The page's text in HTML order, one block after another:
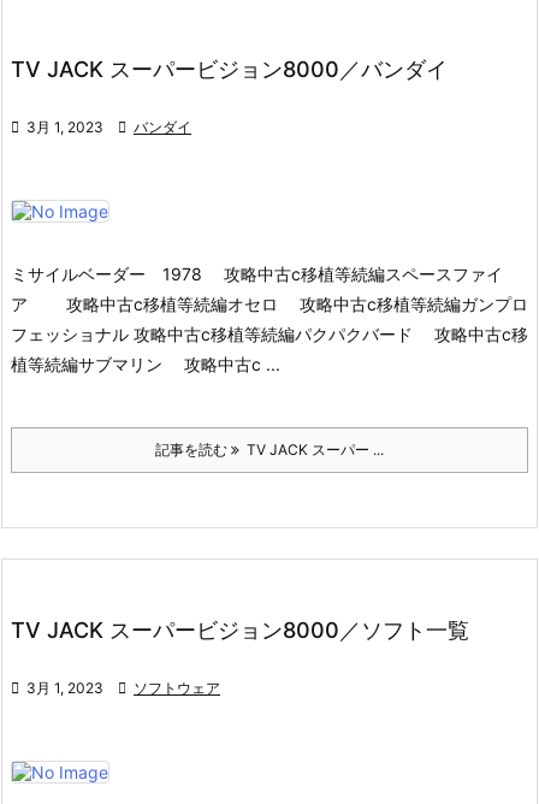
TV JACK スーパービジョン8000／バンダイ
 3月 1, 2023  バンダイ
ミサイルベーダー 1978 攻略中古c移植等続編スペースファイ
ア 攻略中古c移植等続編オセロ 攻略中古c移植等続編ガンプロ
フェッショナル 攻略中古c移植等続編パクパクバード 攻略中古c移
植等続編サブマリン 攻略中古c ...
記事を読む TV JACK スーパー ...
TV JACK スーパービジョン8000／ソフト一覧
 3月 1, 2023  ソフトウェア